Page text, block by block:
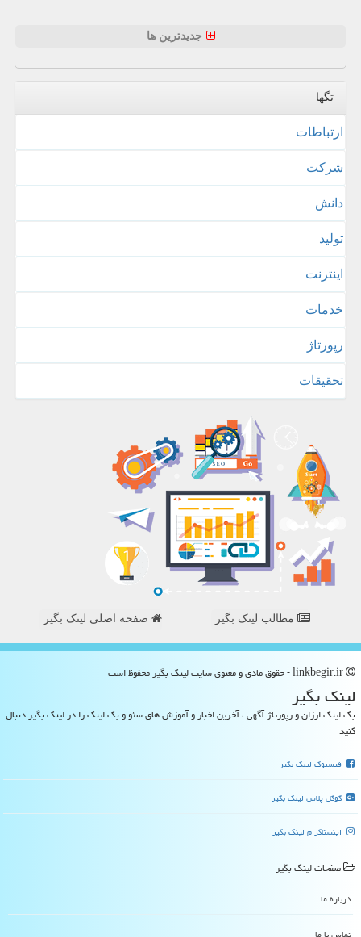
جدیدترین ها
تگها
ارتباطات
شركت
دانش
تولید
اینترنت
خدمات
رپورتاژ
تحقیقات
مطالب لینک بگیر صفحه اصلی لینک بگیر
لینك بگیر
بک لینک ارزان و رپورتاژ آگهی ، آخرین اخبار و آموزش های سئو و بک لینک را در لینک بگیر دنبال
کنید
فیسبوک لینک بگیر
گوگل پلاس لینک بگیر
اینستاگرام لینک بگیر
صفحات لینك بگیر
درباره ما